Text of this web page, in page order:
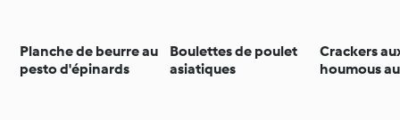
Planche de beurre au
pesto d'épinards
Boulettes de poulet
asiatiques
Crackers
houmous